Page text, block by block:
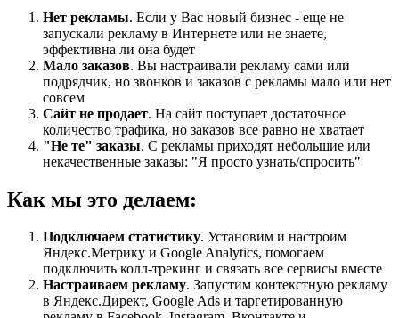
Нет рекламы. Если у Вас новый бизнес - еще не
запускали рекламу в Интернете или не знаете,
эффективна ли она будет
Мало заказов. Вы настраивали рекламу сами или
подрядчик, но звонков и заказов с рекламы мало или нет
совсем
Сайт не продает. На сайт поступает достаточное
количество трафика, но заказов все равно не хватает
"Не те" заказы. С рекламы приходят небольшие или
некачественные заказы: "Я просто узнать/спросить"
Как мы это делаем:
Подключаем статистику. Установим и настроим
Яндекс.Метрику и Google Analytics, помогаем
подключить колл-трекинг и связать все сервисы вместе
Настраиваем рекламу. Запустим контекстную рекламу
в Яндекс.Директ, Google Ads и таргетированную